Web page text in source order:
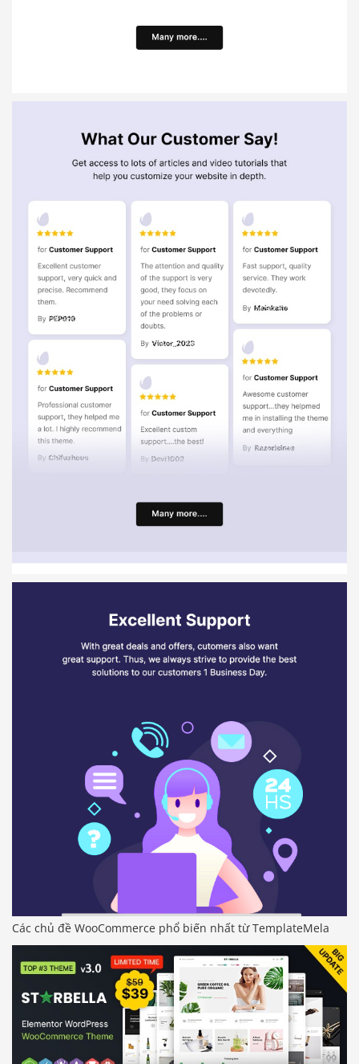
Các chủ đề WooCommerce phổ biến nhất từ ​​TemplateMela